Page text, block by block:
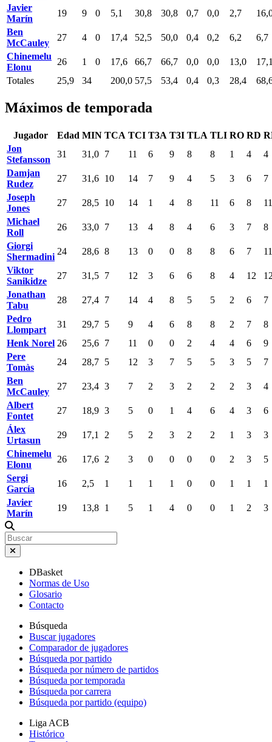
Javier
Marín
19 9 0 5,1 30,8 30,8 0,7 0,0 2,7
Ben
McCauley
27 4 0 17,4 52,5 50,0 0,4 0,2 6,2
6,7
Chinemelu
Elonu
26 1 0 17,6 66,7 66,7 0,0 0,0 13,0
Totales
25,9 34 200,0 57,5 53,4 0,4 0,3 28,4
Máximos de temporada
Jugador Edad MIN TCA TCI T3A T3I TLA TLI RO RD
Jon
Stefansson
31 31,0 7 11 6 9 8 8 1 4
4
Damjan
Rudez
27 31,6 10 14 7 9 4 5 3 6
7
Joseph
Jones
27 28,5 10 14 1 4 8 11 6 8
11
Michael
Roll
26 33,0 7 13 4 8 4 6 3 7
8
Giorgi
Shermadini
24 28,6 8 13 0 0 8 8 6 7
11
Viktor
Sanikidze
27 31,5 7 12 3 6 6 8 4 12
Jonathan
Tabu
28 27,4 7 14 4 8 5 5 2 6
7
Pedro
Llompart
31 29,7 5 9 4 6 8 8 2 7
8
Henk Norel 26 25,6 7 11 0 0 2 4 4 6
9
Pere
Tomàs
24 28,7 5 12 3 7 5 5 3 5
7
Ben
McCauley
27 23,4 3 7 2 3 2 2 2 3
4
Albert
Fontet
27 18,9 3 5 0 1 4 6 4 3
6
Álex
Urtasun
29 17,1 2 5 2 3 2 2 1 3
3
Chinemelu
Elonu
26 17,6 2 3 0 0 0 0 2 3
5
Sergi
García
16 2,5 1 1 1 1 0 0 1 1
1
Javier
Marín
19 13,8 1 5 1 4 0 0 1 2 3
DBasket
Normas de Uso
Glosario
Contacto
Búsqueda
Buscar jugadores
Comparador de jugadores
Búsqueda por partido
Búsqueda por número de partidos
Búsqueda por temporada
Búsqueda por carrera
Búsqueda por partido (equipo)
Liga ACB
Histórico